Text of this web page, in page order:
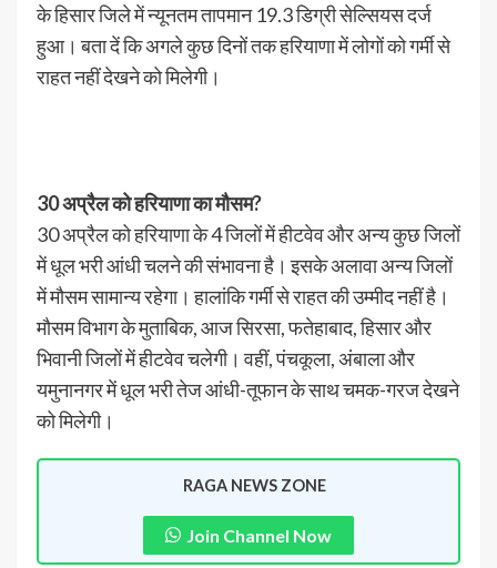
के हिसार जिले में न्यूनतम तापमान 19.3 डिग्री सेल्सियस दर्ज
हुआ। बता दें कि अगले कुछ दिनों तक हरियाणा में लोगों को गर्मी से
राहत नहीं देखने को मिलेगी।
30 अप्रैल को हरियाणा का मौसम?
30 अप्रैल को हरियाणा के 4 जिलों में हीटवेव और अन्य कुछ जिलों
में धूल भरी आंधी चलने की संभावना है। इसके अलावा अन्य जिलों
में मौसम सामान्य रहेगा। हालांकि गर्मी से राहत की उम्मीद नहीं है।
मौसम विभाग के मुताबिक, आज सिरसा, फतेहाबाद, हिसार और
भिवानी जिलों में हीटवेव चलेगी। वहीं, पंचकूला, अंबाला और
यमुनानगर में धूल भरी तेज आंधी-तूफान के साथ चमक-गरज देखने
को मिलेगी।
RAGA NEWS ZONE
Join Channel Now